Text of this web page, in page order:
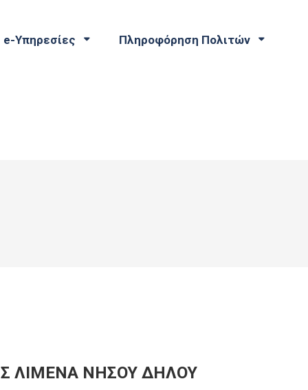
e-Υπηρεσίες Πληροφόρηση Πολιτών
ΛΙΜΕΝΑ ΝΗΣΟΥ ΔΗΛΟΥ